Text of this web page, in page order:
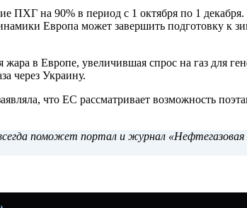
ПХГ на 90% в период с 1 октября по 1
Европа может завершить подготовку к
в Европе, увеличившая спрос на газ для
через Украину.
что ЕС рассматривает возможность
поможет портал и журнал